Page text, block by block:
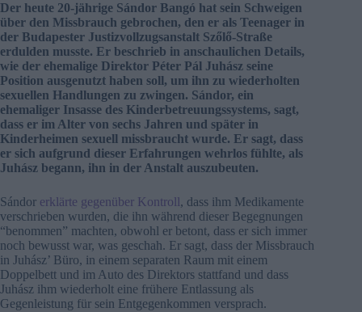
Der heute 20-jährige Sándor Bangó hat sein Schweigen
über den Missbrauch gebrochen, den er als Teenager in
der Budapester Justizvollzugsanstalt Szőlő-Straße
erdulden musste. Er beschrieb in anschaulichen Details,
wie der ehemalige Direktor Péter Pál Juhász seine
Position ausgenutzt haben soll, um ihn zu wiederholten
sexuellen Handlungen zu zwingen. Sándor, ein
ehemaliger Insasse des Kinderbetreuungssystems, sagt,
dass er im Alter von sechs Jahren und später in
Kinderheimen sexuell missbraucht wurde. Er sagt, dass
er sich aufgrund dieser Erfahrungen wehrlos fühlte, als
Juhász begann, ihn in der Anstalt auszubeuten.
Sándor erklärte gegenüber Kontroll, dass ihm Medikamente
verschrieben wurden, die ihn während dieser Begegnungen
“benommen” machten, obwohl er betont, dass er sich immer
noch bewusst war, was geschah. Er sagt, dass der Missbrauch
in Juhász’ Büro, in einem separaten Raum mit einem
Doppelbett und im Auto des Direktors stattfand und dass
Juhász ihm wiederholt eine frühere Entlassung als
Gegenleistung für sein Entgegenkommen versprach.